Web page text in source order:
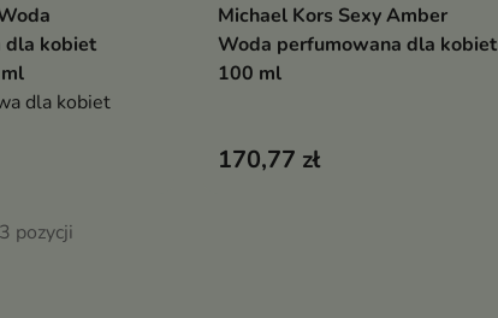
do koszyka
dla kobiet
dla kobiet
Pokaż szczegóły
Michael Kors Sexy Amber
Woda perfumowana dla kobiet
100 ml
170,77 zł
pozycji